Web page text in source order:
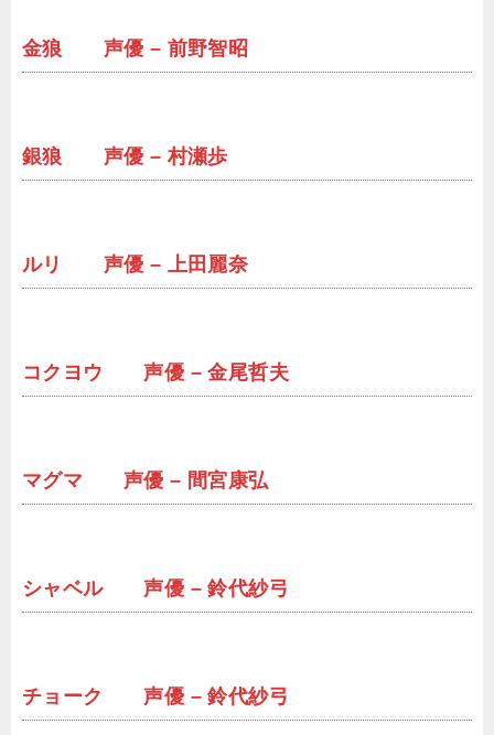
金狼 声優 – 前野智昭
銀狼 声優 – 村瀬歩
ルリ 声優 – 上田麗奈
コクヨウ 声優 – 金尾哲夫
マグマ 声優 – 間宮康弘
シャベル 声優 – 鈴代紗弓
チョーク 声優 – 鈴代紗弓